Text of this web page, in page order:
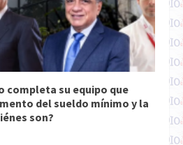
completa su equipo que
del sueldo mínimo y la
son?